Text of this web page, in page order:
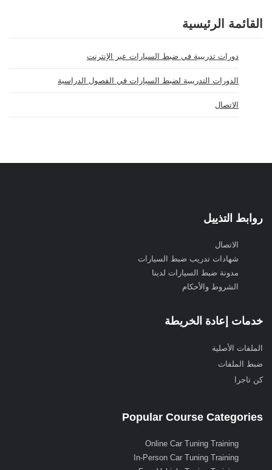
القائمة الرئيسية
دورات تدريبية في ضبط السيارات عبر الإنترنت
الدورات التدريبية لضبط السيارات في الفصول الدراسية
الاتصال
روابط التذييل
الاتصال
شهادات تدريب ضبط السيارات
مدونة ضبط السيارات لدينا
الشروط والأحكام
خدمات إعادة الخريطة
الملفات الأصلية
ضبط الملفات
كن تاجرا
Popular Course Categories
Online Car Tuning Training
In-Person Car Tuning Training